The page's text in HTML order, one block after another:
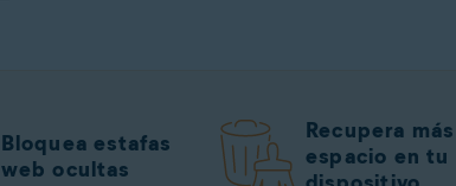
Bloquea estafas
web ocultas
Recupera más
espacio en tu